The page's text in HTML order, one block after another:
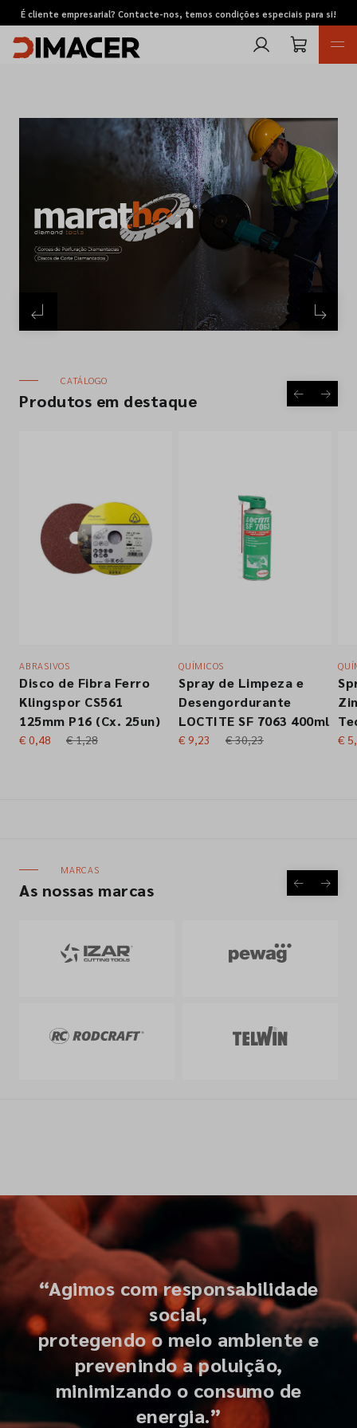
É cliente empresarial? Contacte-nos, temos condições especiais para si!
Retomas
Pedidos de cotação
Empresa
Siga-nos nas redes sociais
CATÁLOGO
Produtos em destaque
ABRASIVOS
Disco de Fibra Ferro
Klingspor CS561
125mm P16 (Cx. 25un)
€ 0,48 € 1,28
QUÍMICOS
Spray de Limpeza e
Desengordurante
LOCTITE SF 7063 400ml
€ 9,23 € 30,23 €
MARCAS
As nossas marcas
“Agimos com responsabilidade
social,
protegendo o meio ambiente e
prevenindo a poluição,
minimizando o consumo de
energia.”